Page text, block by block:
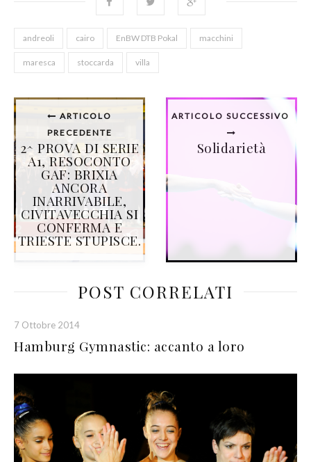
andreoli cairo EnBW DTB Pokal macchini
maresca stoccarda villa
ARTICOLO
PRECEDENTE
2^ PROVA DI SERIE
A1, RESOCONTO
GAF: BRIXIA
ANCORA
INARRIVABILE,
CIVITAVECCHIA SI
CONFERMA E
TRIESTE STUPISCE.
ARTICOLO SUCCESSIVO
Solidarietà
POST CORRELATI
7 Ottobre 2014
Hamburg Gymnastic: accanto a loro